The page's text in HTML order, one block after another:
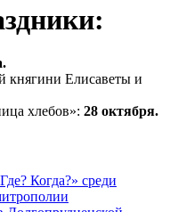
княгини Елисаветы и
хлебов»: 28 октября.
Когда?» среди